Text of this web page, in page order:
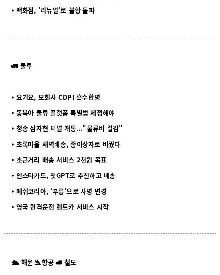
⦁ 백화점, '리뉴얼'로 불황 돌파
🚛 물류
⦁ 요기요, 모회사 CDPI 흡수합병
⦁ 동북아 물류 플랫폼 특별법 제정해야
⦁ 청송 삼자현 터널 개통..."물류비 절감"
⦁ 초록마을 새벽배송, 종이상자로 바꿨다
⦁ 초근거리 배송 서비스 2천원 목표
⦁ 인스타카트, 챗GPT로 추천하고 배송
⦁ 메쉬코리아, ‘부릉’으로 사명 변경
⦁ 영국 원격운전 렌트카 서비스 시작
🛳️ 해운 🛬항공 🚅 철도